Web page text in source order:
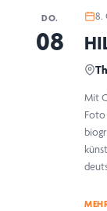
DO.
08
8.
Mit